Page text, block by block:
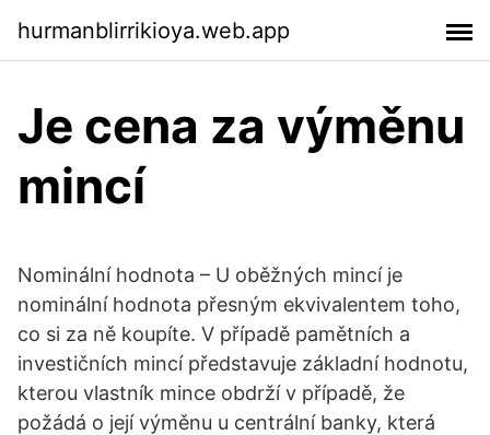
hurmanblirrikioya.web.app
Je cena za výměnu
mincí
Nominální hodnota – U oběžných mincí je
nominální hodnota přesným ekvivalentem toho,
co si za ně koupíte. V případě pamětních a
investičních mincí představuje základní hodnotu,
kterou vlastník mince obdrží v případě, že
požádá o její výměnu u centrální banky, která